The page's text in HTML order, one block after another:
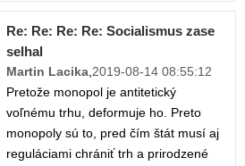
Re: Re: Re: Re: Socialismus zase
selhal
Martin Lacika 2019-08-14 08:55:12
Pretože monopol je antitetický
voľnému trhu, deformuje ho. Preto
monopoly sú to, pred čím štát musí aj
reguláciami chrániť trh a prirodzené